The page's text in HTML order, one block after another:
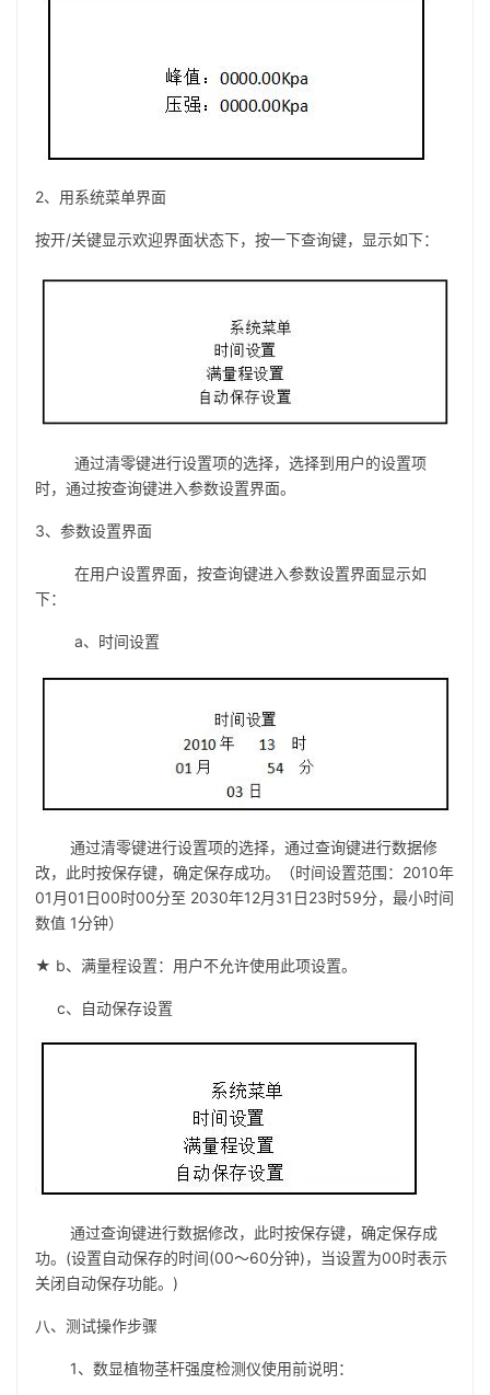
2、用系统菜单界面
按开/关键显示欢迎界面状态下，按一下查询键，显示如下：
通过清零键进行设置项的选择，选择到用户的设置项
时，通过按查询键进入参数设置界面。
3、参数设置界面
在用户设置界面，按查询键进入参数设置界面显示如
下：
a、时间设置
通过清零键进行设置项的选择，通过查询键进行数据修
改，此时按保存键，确定保存成功。（时间设置范围：2010年
01月01日00时00分至 2030年12月31日23时59分，最小时间
数值 1分钟）
★ b、满量程设置：用户不允许使用此项设置。
c、自动保存设置
通过查询键进行数据修改，此时按保存键，确定保存成
功。(设置自动保存的时间(00～60分钟)，当设置为00时表示
关闭自动保存功能。)
八、测试操作步骤
1、数显植物茎杆强度检测仪使用前说明：